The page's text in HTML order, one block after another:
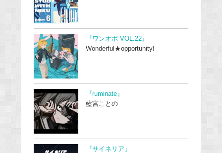
『ワンオポ VOL.22』
Wonderful★opportunity!
『ruminate』
藍宮ことの
『サイネリア』